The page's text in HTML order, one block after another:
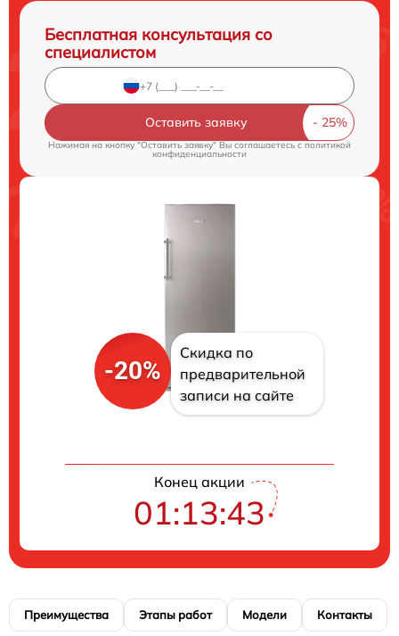
Бесплатная консультация со
специалистом
Оставить заявку
Нажимая на кнопку "Оставить заявку" Вы соглашаетесь cполитикой
конфиденциальности
-20%
Скидка по
предварительной
записи на сайте
Конец акции
01:13:42
Преимущества Этапы работ Модели Контакты